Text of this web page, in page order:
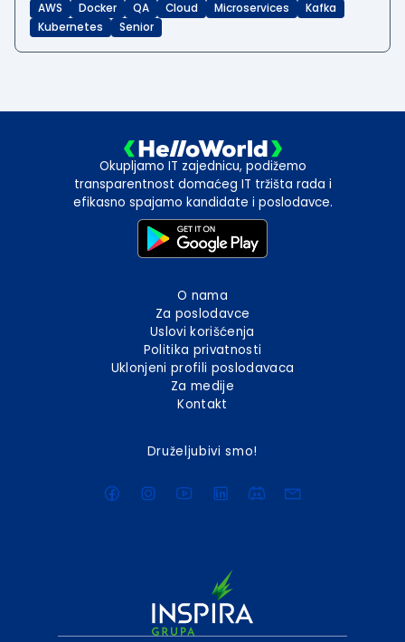
AWS Docker QA Cloud Microservices
Kafka
Kubernetes
Senior
Okupljamo IT zajednicu, podižemo
transparentnost domaćeg IT tržišta rada i
efikasno spajamo kandidate i poslodavce.
O nama
Za poslodavce
Uslovi korišćenja
Politika privatnosti
Uklonjeni profili poslodavaca
Za medije
Kontakt
Druželjubivi smo!